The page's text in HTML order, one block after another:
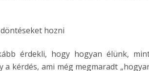
hozni
érdekli, hogy hogyan élünk,
a kérdés, ami még megmaradt